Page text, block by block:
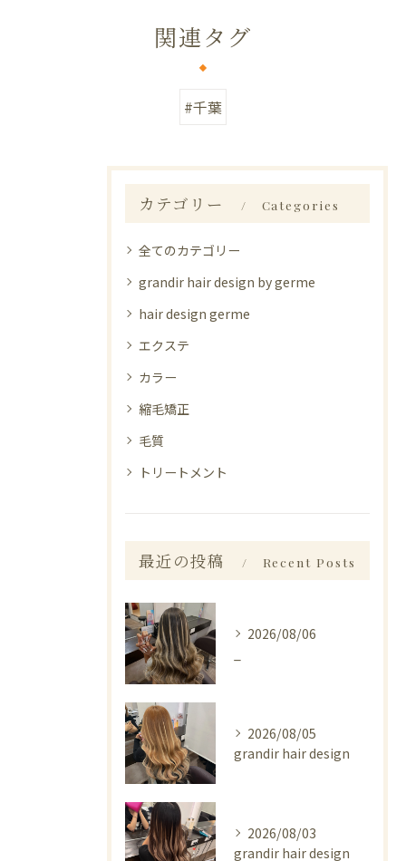
関連タグ
#千葉
カテゴリー Categories
全てのカテゴリー
grandir hair design by germe
hair design germe
エクステ
カラー
縮毛矯正
毛質
トリートメント
最近の投稿 Recent Posts
2026/08/06
2026/08/05
grandir hair design
2026/08/03
grandir hair design